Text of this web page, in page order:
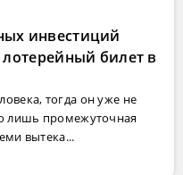
инвестиций
билет в
тогда он уже не
лишь промежуточная
вытека...